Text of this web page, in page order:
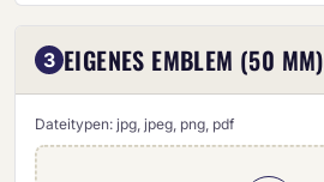
3 EIGENES EMBLEM (50 MM)
Dateitypen: jpg, jpeg, png, pdf